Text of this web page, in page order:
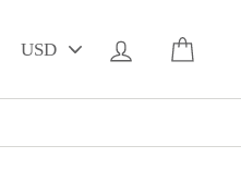
A
Einloggen